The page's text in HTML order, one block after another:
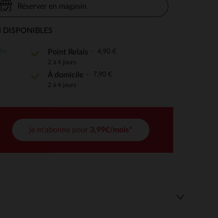
de confidentialité, en garantissant la conformité avec
Réserver en magasin
Point Relais 4,90 €
2 à 4 jours
À domicile 7,90 €
2 à 4 jours
je m'abonne pour 3,99€/mois*